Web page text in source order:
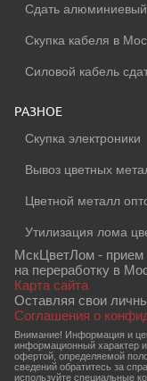
Сдать алюминиевый
Скупка кабеля в
Силовой кабель
РАЗНОЕ
Скупка электроники
Вывоз цветных
Цветной металл
Утилизация лома
МскЦветЛом - прием
на переработку в
Карта сайта
Оставляя свои
Соглашения о
Внимание! Информация и
информационный характер
офертой, определяемой
сведений обратитесь за
используйте специальные